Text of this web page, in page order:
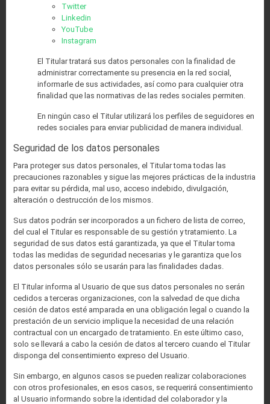
Twitter
Linkedin
YouTube
Instagram
El Titular tratará sus datos personales con la finalidad de
administrar correctamente su presencia en la red social,
informarle de sus actividades, así como para cualquier otra
finalidad que las normativas de las redes sociales permiten.
En ningún caso el Titular utilizará los perfiles de seguidores en
redes sociales para enviar publicidad de manera individual.
Seguridad de los datos personales
Para proteger sus datos personales, el Titular toma todas las
precauciones razonables y sigue las mejores prácticas de la industria
para evitar su pérdida, mal uso, acceso indebido, divulgación,
alteración o destrucción de los mismos.
Sus datos podrán ser incorporados a un fichero de lista de correo,
del cual el Titular es responsable de su gestión y tratamiento. La
seguridad de sus datos está garantizada, ya que el Titular toma
todas las medidas de seguridad necesarias y le garantiza que los
datos personales sólo se usarán para las finalidades dadas.
El Titular informa al Usuario de que sus datos personales no serán
cedidos a terceras organizaciones, con la salvedad de que dicha
cesión de datos esté amparada en una obligación legal o cuando la
prestación de un servicio implique la necesidad de una relación
contractual con un encargado de tratamiento. En este último caso,
solo se llevará a cabo la cesión de datos al tercero cuando el Titular
disponga del consentimiento expreso del Usuario.
Sin embargo, en algunos casos se pueden realizar colaboraciones
con otros profesionales, en esos casos, se requerirá consentimiento
al Usuario informando sobre la identidad del colaborador y la